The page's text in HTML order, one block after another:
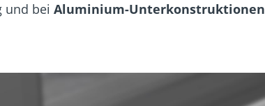
und bei Aluminium-Unterkonstruktionen